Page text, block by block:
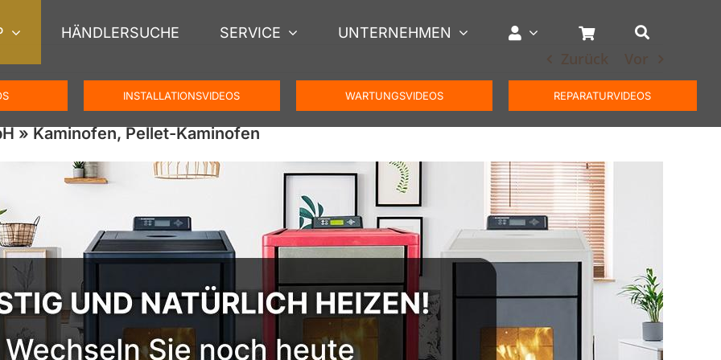
HÄNDLERSUCHE SERVICE UNTERNEHMEN
INSTALLATIONSVIDEOS WARTUNGSVIDEOS REPARATURVIDEOS
Zurück Vor
» Kaminofen, Pellet-Kaminofen